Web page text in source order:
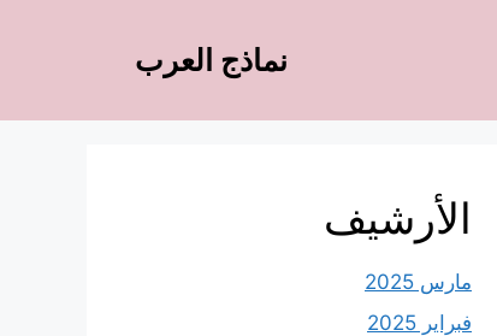
نماذج العرب
الأرشيف
مارس 2025
فبراير 2025